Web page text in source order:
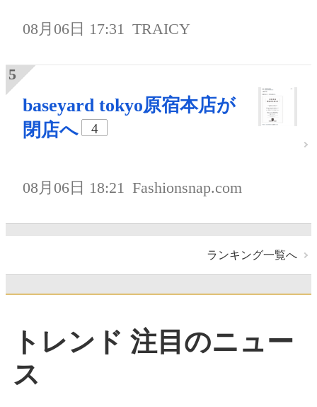
08月06日 17:31 TRAICY
baseyard tokyo原宿本店が
閉店へ
4
08月06日 18:21 Fashionsnap.com
ランキング一覧へ
トレンド 注目のニュー
ス